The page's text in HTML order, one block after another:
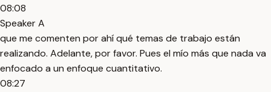
08:08
Speaker A
que me comenten por ahí qué temas de trabajo están
realizando. Adelante, por favor. Pues el mío más que nada va
enfocado a un enfoque cuantitativo.
08:27